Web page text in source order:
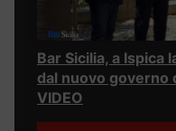
Bar Sicilia, a Ispica
dal nuovo governo
VIDEO